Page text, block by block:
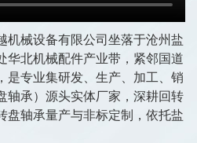
机械设备有限公司坐落于沧州盐
华北机械配件产业带，紧邻国道
是专业集研发、生产、加工、销
轴承）源头实体厂家，深耕回转
盘轴承量产与非标定制，依托盐